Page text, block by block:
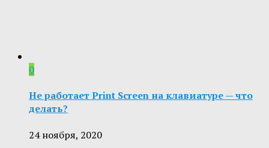
0
Не работает Print Screen на клавиатуре — что
делать?
24 ноября, 2020